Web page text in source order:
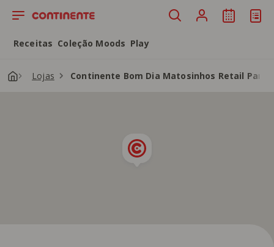
Saltar para o conteúdo principal
Receitas Coleção Moods Play
Lojas Continente Bom Dia Matosinhos Retail Park